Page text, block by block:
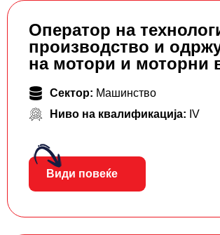
Оператор на
производство и
на мотори и моторни
Сектор: Машинство
Ниво на квалификација: IV
Види повеќе